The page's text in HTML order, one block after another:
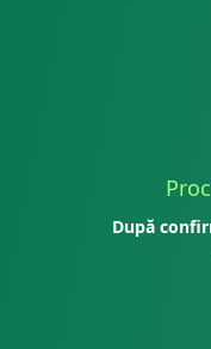
După